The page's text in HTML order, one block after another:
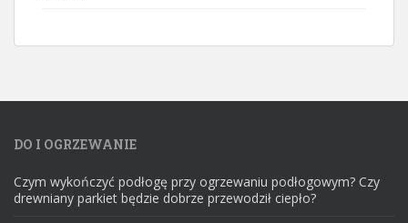
DO I OGRZEWANIE
Czym wykończyć podłogę przy ogrzewaniu podłogowym? Czy
drewniany parkiet będzie dobrze przewodził ciepło?